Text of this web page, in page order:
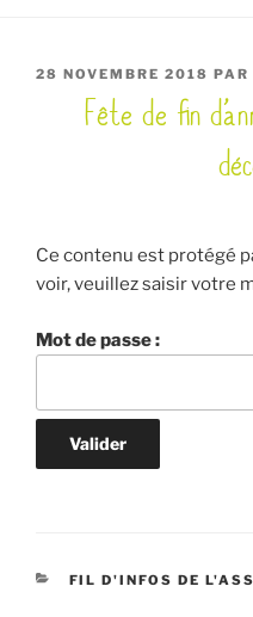
PUBLIÉ
28 NOVEMBRE 2018 PAR
Fête de fin
Ce contenu est protégé
voir, veuillez saisir votre
Mot de passe :
CATÉGORIES
FIL D'INFOS DE